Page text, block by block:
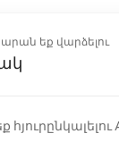
եք վարձելու
հյուրընկալելու